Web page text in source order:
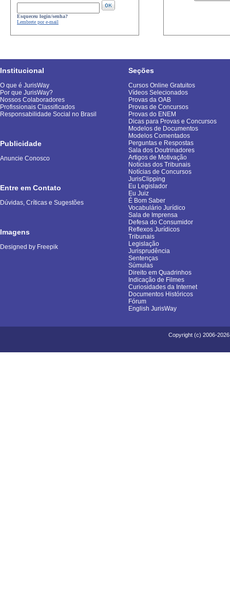
Esqueceu login/senha?
Lembrete por e-mail
Institucional
O que é JurisWay
Por que JurisWay?
Nossos Colaboradores
Profissionais Classificados
Responsabilidade Social no Brasil
Publicidade
Anuncie Conosco
Entre em Contato
Dúvidas, Críticas e Sugestões
Imagens
Designed by Freepik
Seções
Cursos Online Gratuitos
Vídeos Selecionados
Provas da OAB
Provas de Concursos
Provas do ENEM
Dicas para Provas e Concursos
Modelos de Documentos
Modelos Comentados
Perguntas e Respostas
Sala dos Doutrinadores
Artigos de Motivação
Notícias dos Tribunais
Notícias de Concursos
JurisClipping
Eu Legislador
Eu Juiz
É Bom Saber
Vocabulário Jurídico
Sala de Imprensa
Defesa do Consumidor
Reflexos Jurídicos
Tribunais
Legislação
Jurisprudência
Sentenças
Súmulas
Direito em Quadrinhos
Indicação de Filmes
Curiosidades da Internet
Documentos Históricos
Fórum
English JurisWay
Copyright (c) 2006-